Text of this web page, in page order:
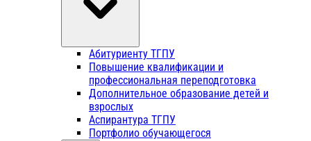
Абитуриенту ТГПУ
Повышение квалификации и
профессиональная переподготовка
Дополнительное образование детей и
взрослых
Аспирантура ТГПУ
Портфолио обучающегося